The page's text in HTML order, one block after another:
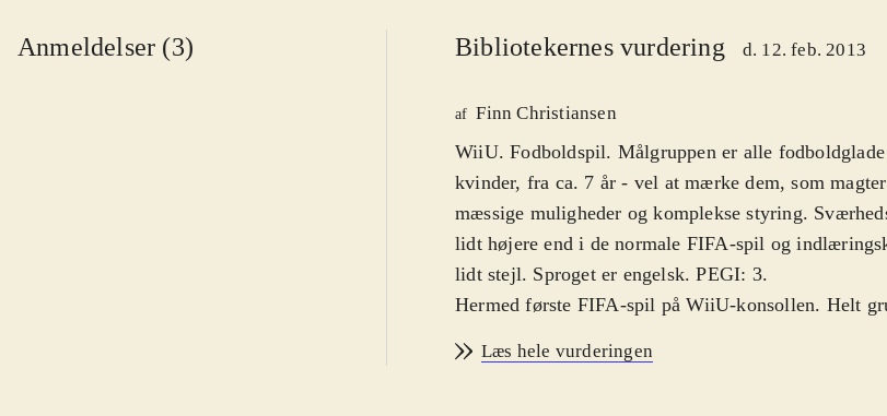
Anmeldelser (3) Bibliotekernes vurdering d. 12. feb. 2013
af Finn Christiansen
WiiU. Fodboldspil. Målgruppen er alle
kvinder, fra ca. 7 år - vel at mærke dem, som
mæssige muligheder og komplekse styring.
lidt højere end i de normale FIFA-spil og
lidt stejl. Sproget er engelsk. PEGI: 3.
Hermed første FIFA-spil på WiiU-konsollen. Helt
alt virker som det skal. Spil-mekanikken er solid og
Læs hele vurderingen